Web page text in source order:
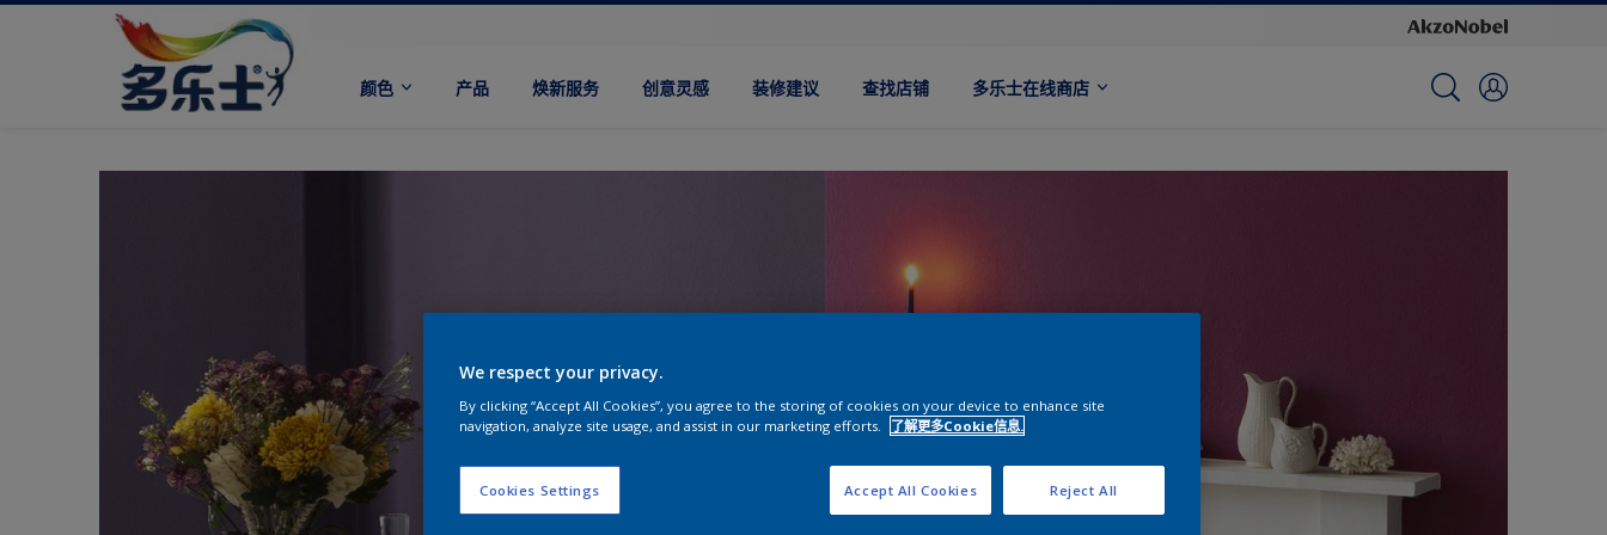
颜色 产品 焕新服务 创意灵感 装修建议 查找店铺 多乐士在线商店
We respect your privacy.
By clicking “Accept All Cookies”, you agree to the storing of cookies on your device to enhance site
navigation, analyze site usage, and assist in our marketing efforts.
了解更多Cookie信息.
Cookies Settings Reject All
Accept All Cookies